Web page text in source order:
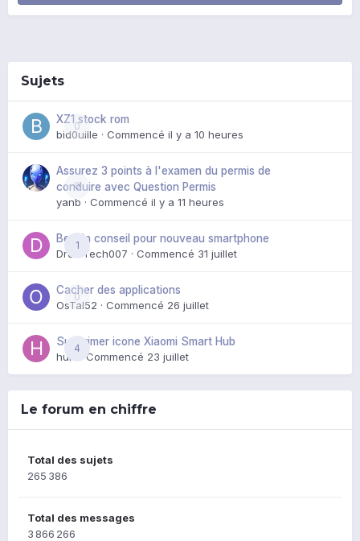
Sujets
0
XZ1 stock rom
bid0uille · Commencé il y a 10 heures
0
Assurez 3 points à l'examen du permis de
conduire avec Question Permis
yanb · Commencé il y a 11 heures
1
Besoin conseil pour nouveau smartphone
DroidTech007 · Commencé 31 juillet
0
Cacher des applications
OsTal52 · Commencé 26 juillet
4
Supprimer icone Xiaomi Smart Hub
huik · Commencé 23 juillet
Le forum en chiffre
Total des sujets
265 386
Total des messages
3 866 266